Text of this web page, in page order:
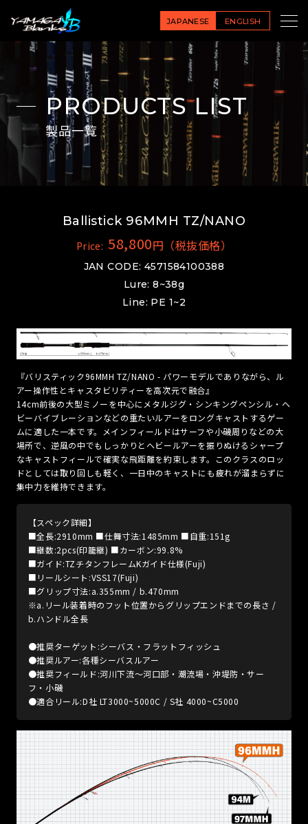
JAPANESE ENGLISH
PRODUCTS LIST
製品一覧
Ballistick 96MMH TZ/NANO
Price: 58,800円（税抜価格）
JAN CODE: 4571584100388
Lure: 8~38g
Line: PE 1~2
『バリスティック96MMH TZ/NANO - パワーモデルでありながら、ル
アー操作性とキャスタビリティーを高次元で融合』
14cm前後の大型ミノーを中心にメタルジグ・シンキングペンシル・ヘ
ビーバイブレーションなどの重たいルアーをロングキャストするゲー
ムに適した一本です。メインフィールドはサーフや小磯周りなどの大
場所で、逆風の中でもしっかりとヘビールアーを振りぬけるシャープ
なキャストフィールで確実な飛距離を約束します。このクラスのロッ
ドとしては取り回しも軽く、一日中のキャストにも疲れが溜まらずに
集中力を維持できます。
【スペック詳細】
■全長:2910mm ■仕舞寸法:1485mm ■自重:151g
■継数:2pcs(印籠継) ■カーボン:99.8%
■ガイド:TZチタンフレームKガイド仕様(Fuji)
■リールシート:VSS17(Fuji)
■グリップ寸法:a.355mm / b.470mm
※a.リール装着時のフット位置からグリップエンドまでの長さ /
b.ハンドル全長
●推奨ターゲット:シーバス・フラットフィッシュ
●推奨ルアー:各種シーバスルアー
●推奨フィールド:河川下流～河口部・潮流場・沖堤防・サー
フ・小磯
●適合リール:D社 LT3000~5000C / S社 4000~C5000